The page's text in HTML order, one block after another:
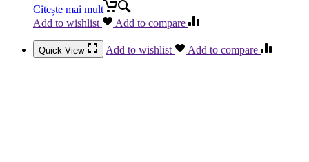
Citește mai mult
Add to wishlist
Add to compare
Quick View Add to wishlist Add to compare